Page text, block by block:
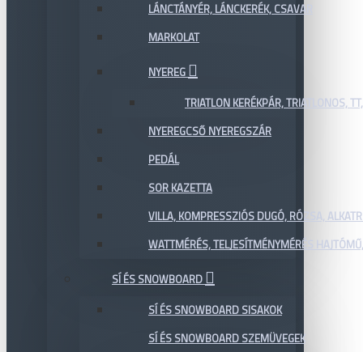
LÁNCTÁNYÉR, LÁNCKERÉK, CSAVAR
MARKOLAT
NYEREG
TRIATLON KERÉKPÁR, TRIATLONOS,
NYEREGCSŐ NYEREGSZÁR
PEDÁL
SOR KAZETTA
VILLA, KOMPRESSZIÓS DUGÓ, RÓZSA,
WATTMÉRÉS, TELJESÍTMÉNYMÉRÉS
SÍ ÉS SNOWBOARD
SÍ ÉS SNOWBOARD SISAKOK
SÍ ÉS SNOWBOARD SZEMÜVEGEK